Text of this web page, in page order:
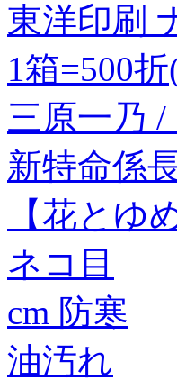
東洋印刷
1箱=500
三原一乃
新特命係
【花とゆ
ネコ目
cm 防寒
油汚れ